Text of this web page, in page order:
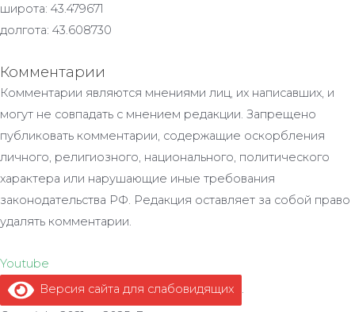
широта: 43.479671
долгота: 43.608730
Комментарии
Комментарии являются мнениями лиц, их написавших, и
могут не совпадать с мнением редакции. Запрещено
публиковать комментарии, содержащие оскорбления
личного, религиозного, национального, политического
характера или нарушающие иные требования
законодательства РФ. Редакция оставляет за собой право
удалять комментарии.
Youtube
Версия сайта для слабовидящих
.